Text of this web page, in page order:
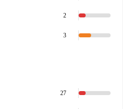
2
3
27